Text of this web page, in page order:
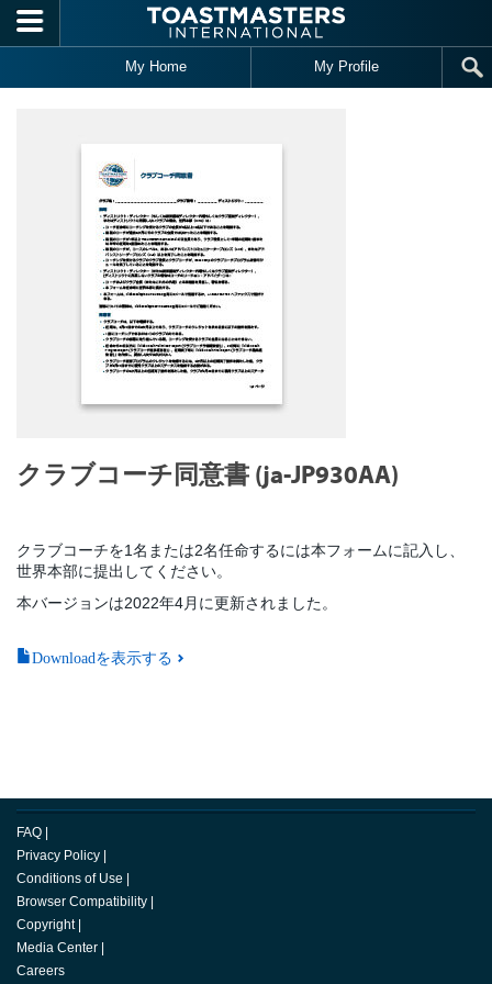
Skip to main content
My Home My Profile
クラブコーチ同意書 (ja-JP930AA)
クラブコーチを1名または2名任命するには本フォームに記入し、
世界本部に提出してください。
本バージョンは2022年4月に更新されました。
Downloadを表示する
FAQ
Privacy Policy
Conditions of Use
Browser Compatibility
Copyright
Media Center
Careers